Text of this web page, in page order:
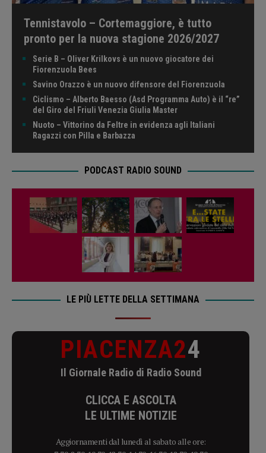
Tennistavolo – Cortemaggiore, è tutto
pronto per la nuova stagione 2026/2027
Serie B – Oliver Krilkovs è un nuovo giocatore dei
Fiorenzuola Bees
Savino Orazzo è un nuovo difensore del Fiorenzuola
Ciclismo – Alberto Baesso (Asd Programma Auto) è il “re”
del Giro del Friuli Venezia Giulia Master
Nuoto – Vittorino da Feltre in evidenza agli Italiani
Ragazzi con Pilla e Barbazza
PODCAST RADIO SOUND
LE PIÙ LETTE DELLA SETTIMANA
PIACENZA24
Il Giornale Radio di Radio Sound
CLICCA E ASCOLTA
LE ULTIME NOTIZIE
Aggiornamenti dal lunedì al sabato alle ore: